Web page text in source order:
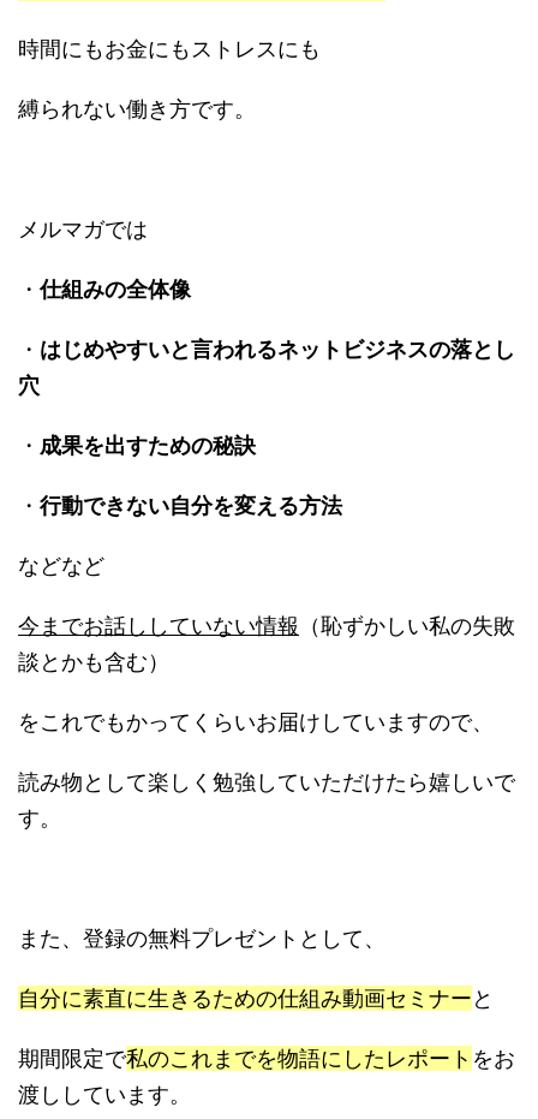
時間にもお金にもストレスにも
縛られない働き方です。
メルマガでは
・仕組みの全体像
・ はじめやすいと言われるネットビジネスの落とし
穴
・ 成果を出すための秘訣
・ 行動できない自分を変える方法
などなど
今までお話ししていない情報 （恥ずかしい私の失敗
談とかも含む）
をこれでもかってくらいお届けしていますので、
読み物として楽しく勉強していただけたら嬉しいで
す。
また、登録の無料プレゼントとして、
自分に素直に生きるための仕組み動画セミナーと
期間限定で私のこれまでを物語にしたレポート をお
渡ししています。